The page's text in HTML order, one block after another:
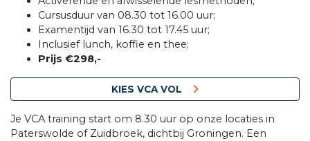
Cursusduur van 08.30 tot 16.00 uur;
Examentijd van 16.30 tot 17.45 uur;
Inclusief lunch, koffie en thee;
Prijs €298,-
KIES VCA VOL
Je VCA training start om 8.30 uur op onze locaties in
Paterswolde of Zuidbroek, dichtbij Groningen. Een